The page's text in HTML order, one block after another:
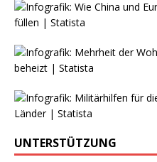
UNTERSTÜTZUNG